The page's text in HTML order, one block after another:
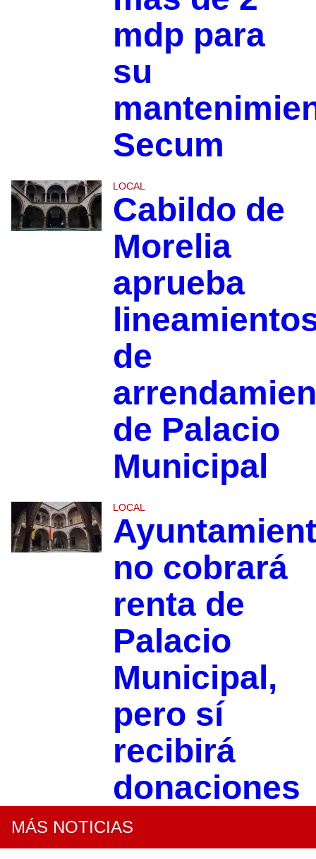
mdp para
su
Secum
LOCAL
Cabildo de
Morelia
aprueba
de
de Palacio
Municipal
LOCAL
no cobrará
renta de
Palacio
Municipal,
pero sí
recibirá
donaciones
MÁS NOTICIAS